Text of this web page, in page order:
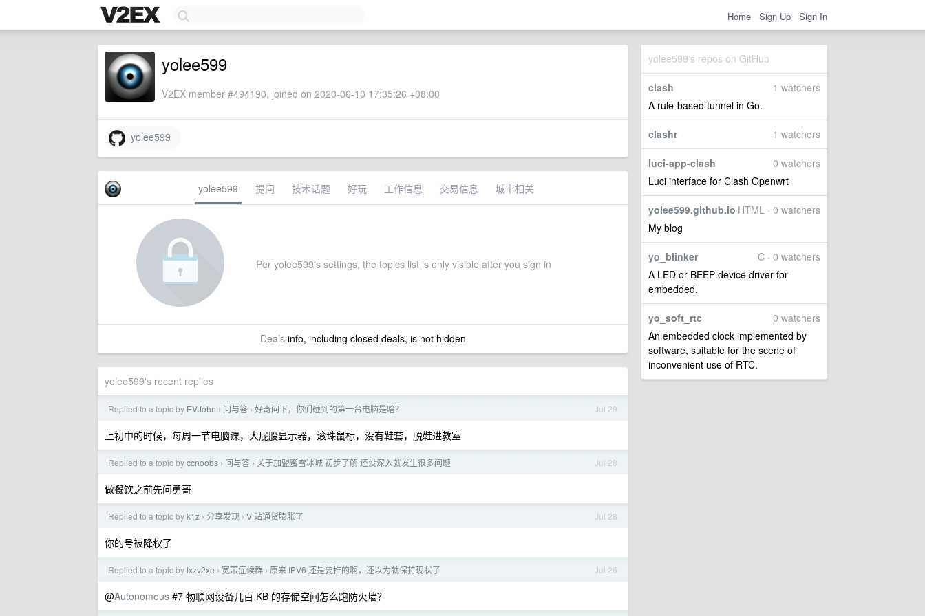
Home Sign Up Sign In
yolee599's repos on GitHub
1 watchers
clash
A rule-based tunnel in Go.
1 watchers
clashr
0 watchers
luci-app-clash
Luci interface for Clash Openwrt
HTML · 0 watchers
yolee599.github.io
My blog
C · 0 watchers
yo_blinker
A LED or BEEP device driver for
embedded.
0 watchers
yo_soft_rtc
An embedded clock implemented by
software, suitable for the scene of
inconvenient use of RTC.
yolee599
V2EX member #494190, joined on 2020-06-10 17:35:26 +08:00
yolee599
yolee599 提问 技术话题 好玩 工作信息 交易信息 城市相关
Per yolee599's settings, the topics list is only visible after you sign in
Dealsinfo, including closed deals, is not hidden
yolee599's recent replies
Jul 29
Replied to a topic by EVJohn › 问与答 › 好奇问下，你们碰到的第一台电脑是啥？
上初中的时候，每周一节电脑课，大屁股显示器，滚珠鼠标，没有鞋套，脱鞋进教室
Jul 28
Replied to a topic byccnoobs › 问与答 › 关于加盟蜜雪冰城 初步了解 还没深入就发生很多问题
做餐饮之前先问勇哥
Jul 28
Replied to a topic byk1z › 分享发现 › V 站通货膨胀了
你的号被降权了
Jul 26
Replied to a topic by lxzv2xe › 宽带症候群 › 原来 IPV6 还是要推的啊，还以为就保持现状了
@Autonomous #7 物联网设备几百 KB 的存储空间怎么跑防火墙？